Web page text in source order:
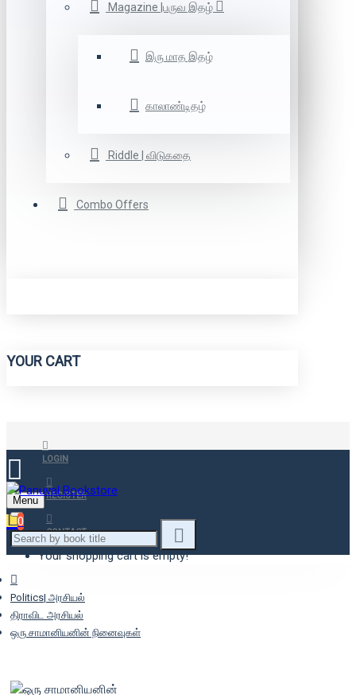
Magazine |பருவ இதழ்
இரு மாத இதழ்
காலாண்டிதழ்
Riddle | விடுகதை
Combo Offers
YOUR CART
LOGIN
REGISTER
CONTACT
Menu
0
Your shopping cart is empty!
Politics| அரசியல்
திராவிட அரசியல்
ஒரு சாமானியனின் நினைவுகள்